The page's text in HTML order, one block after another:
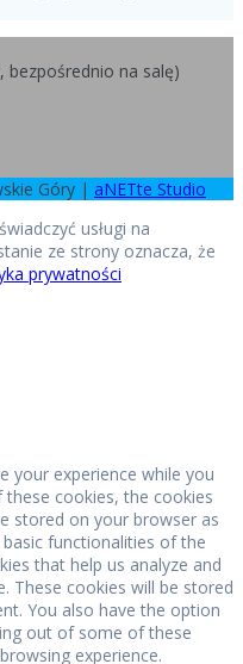
bezpośrednio na salę)
Góry | aNETte Studio
usługi na
ze strony oznacza, że
prywatności
your experience while you
cookies, the cookies
stored on your browser as
functionalities of the
that help us analyze and
These cookies will be stored
You also have the option
out of some of these
experience.